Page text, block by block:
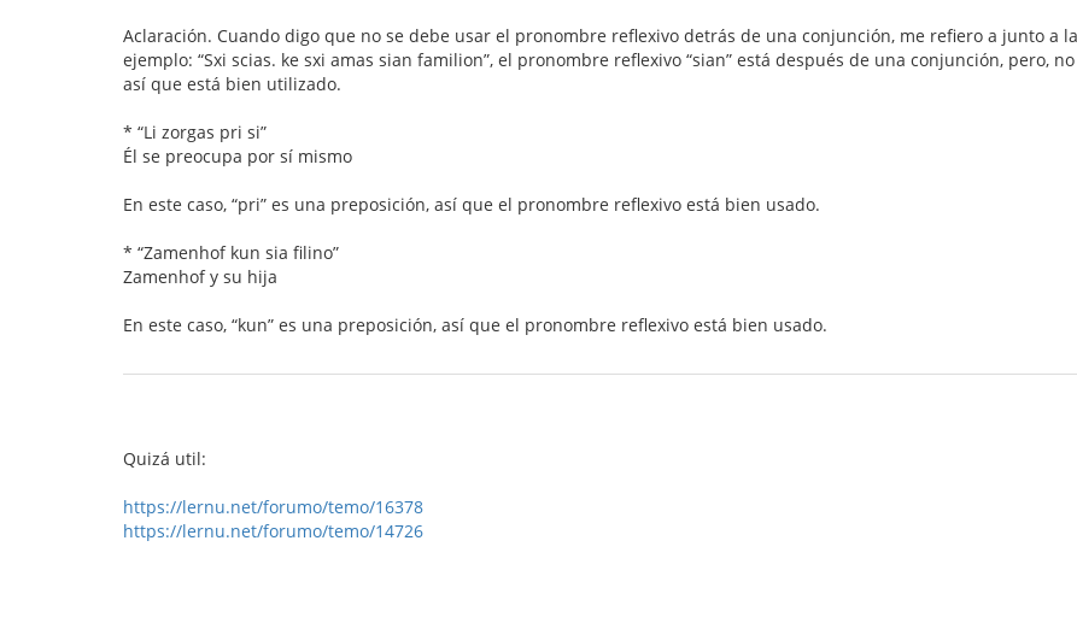
Aclaración. Cuando digo que no se debe usar el pronombre reflexivo detrás de una conjunción, me refiero a junto a
ejemplo: “Sxi scias. ke sxi amas sian familion”, el pronombre reflexivo “sian” está después de una conjunción, pero,
así que está bien utilizado.
* “Li zorgas pri si”
Él se preocupa por sí mismo
En este caso, “pri” es una preposición, así que el pronombre reflexivo está bien usado.
* “Zamenhof kun sia filino”
Zamenhof y su hija
En este caso, “kun” es una preposición, así que el pronombre reflexivo está bien usado.
Quizá util:
https://lernu.net/forumo/temo/16378
https://lernu.net/forumo/temo/14726